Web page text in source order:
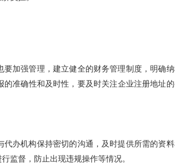
加强管理，建立健全的财务管理制度，明确
准确性和及时性，要及时关注企业注册地址
办机构保持密切的沟通，及时提供所需的资
监督，防止出现违规操作等情况。